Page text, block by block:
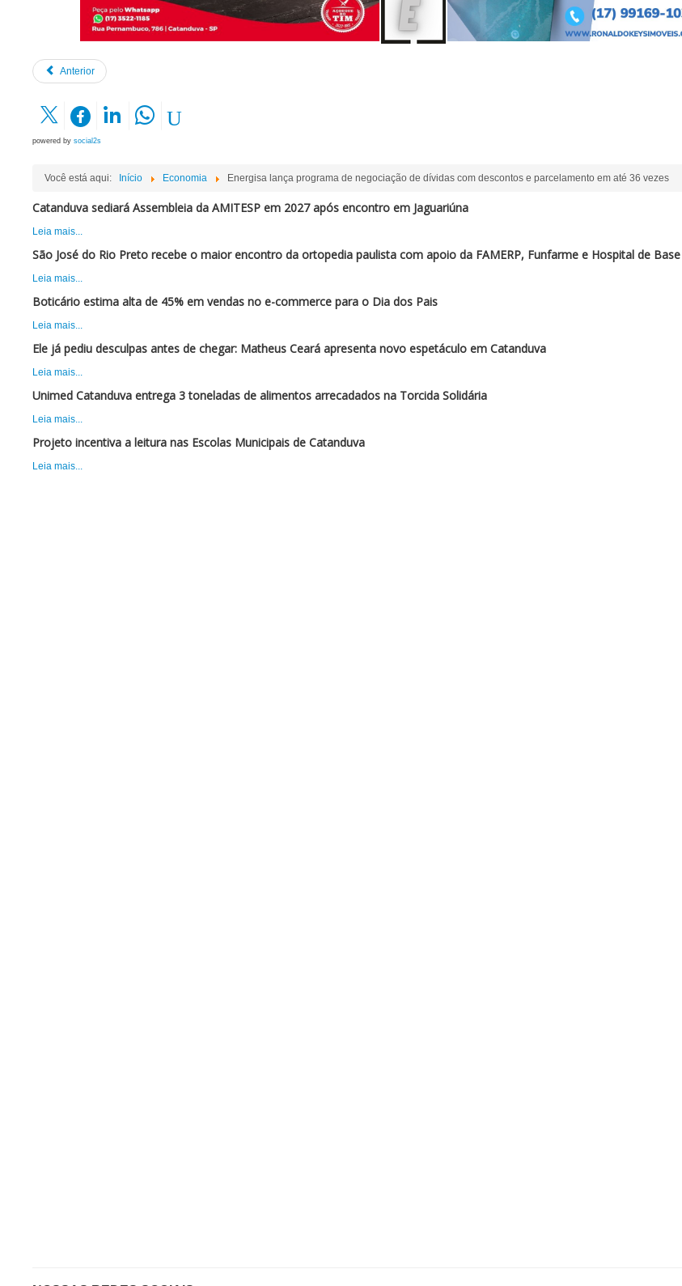
Anterior
powered by social2s
Você está aqui: Início Economia Energisa lança programa de negociação de dívidas com descontos e parcelamento em até 36 vezes
Catanduva sediará Assembleia da AMITESP em 2027 após encontro em Jaguariúna
Leia mais...
São José do Rio Preto recebe o maior encontro da ortopedia paulista com apoio da FAMERP, Funfarme e Hospital de Base
Leia mais...
Boticário estima alta de 45% em vendas no e-commerce para o Dia dos Pais
Leia mais...
Ele já pediu desculpas antes de chegar: Matheus Ceará apresenta novo espetáculo em Catanduva
Leia mais...
Unimed Catanduva entrega 3 toneladas de alimentos arrecadados na Torcida Solidária
Leia mais...
Projeto incentiva a leitura nas Escolas Municipais de Catanduva
Leia mais...